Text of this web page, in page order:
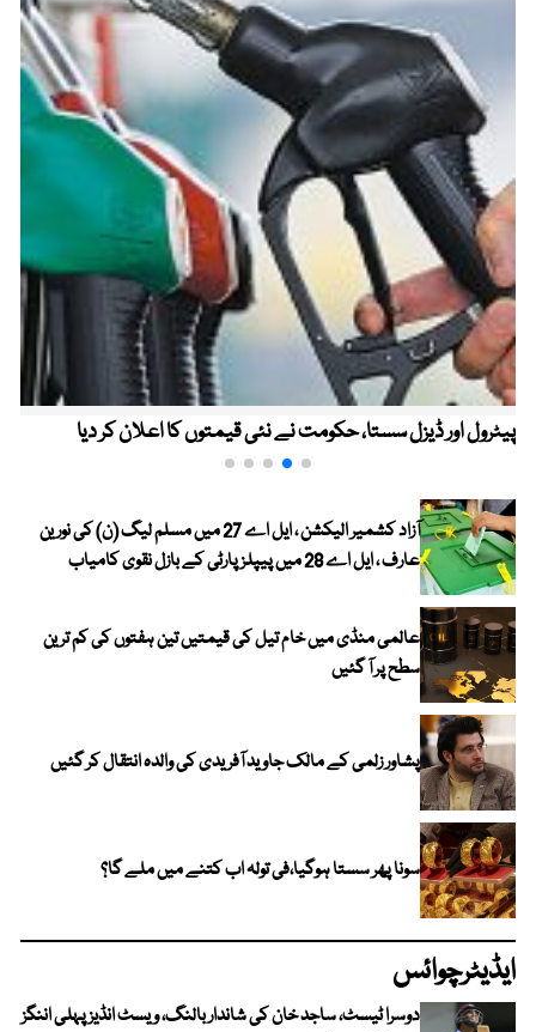
پیٹرول اور ڈیزل سستا، حکومت نے نئی قیمتوں کا اعلان کر دیا
آزاد کشمیر الیکشن ، ایل اے 27 میں مسلم لیگ (ن) کی نورین
عارف ، ایل اے 28 میں پیپلز پارٹی کے بازل نقوی کامیاب
عالمی منڈی میں خام تیل کی قیمتیں تین ہفتوں کی کم ترین
سطح پر آ گئیں
پشاور زلمی کے مالک جاوید آفریدی کی والدہ انتقال کر گئیں
سونا پھر سستا ہوگیا،فی تولہ اب کتنے میں ملے گا؟
ایڈیٹرچوائس
دوسرا ٹیسٹ، ساجد خان کی شاندار بالنگ، ویسٹ انڈیز پہلی اننگز